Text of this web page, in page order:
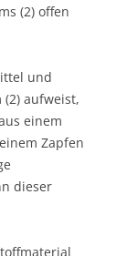
(2) offen
und
aufweist,
einem
Zapfen
dieser